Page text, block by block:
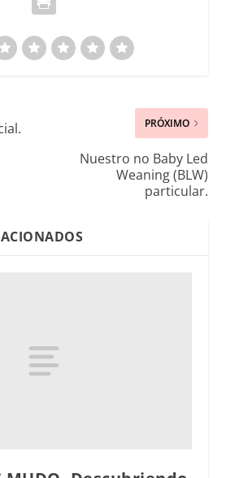
PRÓXIMO
Nuestro no Baby Led
Weaning (BLW)
particular.